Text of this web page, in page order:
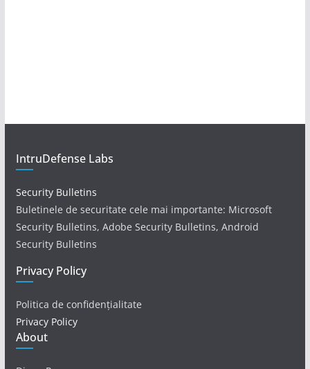
IntruDefense Labs
Security Bulletins
Buletinele de securitate cele mai importante: Microsoft
Security Bulletins, Adobe Security Bulletins, Android
Security Bulletins
Privacy Policy
Politica de confidențialitate
Privacy Policy
About